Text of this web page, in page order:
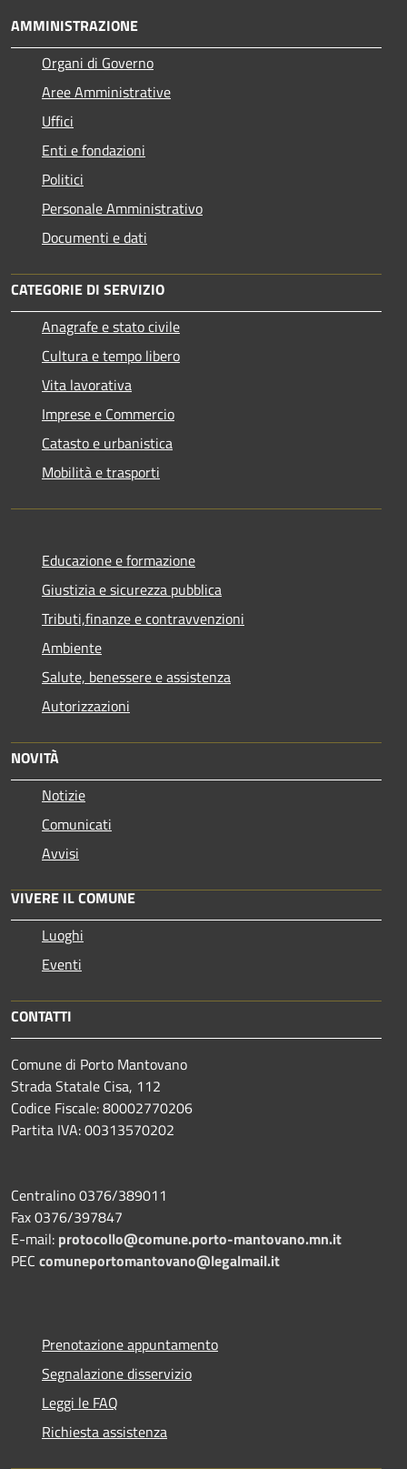
AMMINISTRAZIONE
Organi di Governo
Aree Amministrative
Uffici
Enti e fondazioni
Politici
Personale Amministrativo
Documenti e dati
CATEGORIE DI SERVIZIO
Anagrafe e stato civile
Cultura e tempo libero
Vita lavorativa
Imprese e Commercio
Catasto e urbanistica
Mobilità e trasporti
Educazione e formazione
Giustizia e sicurezza pubblica
Tributi,finanze e contravvenzioni
Ambiente
Salute, benessere e assistenza
Autorizzazioni
NOVITÀ
Notizie
Comunicati
Avvisi
VIVERE IL COMUNE
Luoghi
Eventi
CONTATTI
Comune di Porto Mantovano
Strada Statale Cisa, 112
Codice Fiscale: 80002770206
Partita IVA: 00313570202
Centralino 0376/389011
Fax 0376/397847
E-mail: protocollo@comune.porto-mantovano.mn.it
PEC comuneportomantovano@legalmail.it
Prenotazione appuntamento
Segnalazione disservizio
Leggi le FAQ
Richiesta assistenza